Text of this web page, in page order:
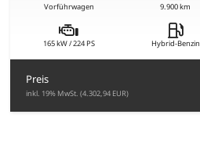
Vorführwagen 9.900 km
165 kW / 224 PS Hybrid-Benzin
Preis
inkl. 19% MwSt. (4.302,94 EUR)